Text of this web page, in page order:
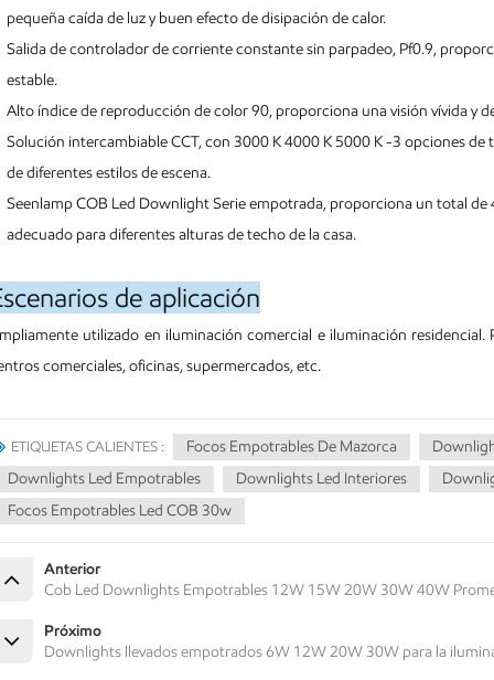
pequeña caída de luz y buen efecto de disipación de calor.
Salida de controlador de corriente constante sin parpadeo, Pf0.9,
estable.
Alto índice de reproducción de color 90, proporciona una visión vívida y
Solución intercambiable CCT, con 3000 K 4000 K 5000 K -3 opciones
de diferentes estilos de escena.
Seenlamp COB Led Downlight Serie empotrada, proporciona un total
adecuado para diferentes alturas de techo de la casa.
de aplicación
utilizado en iluminación comercial e iluminación
comerciales, oficinas, supermercados, etc.
ETIQUETAS CALIENTES : Focos Empotrables De Mazorca
Downlights Led Empotrables
Downlights Led Interiores
Focos Empotrables Led COB 30w
Anterior
Cob Led Downlights Empotrables 12W 15W 20W 30W 40W
Próximo
Downlights llevados empotrados 6W 12W 20W 30W para la